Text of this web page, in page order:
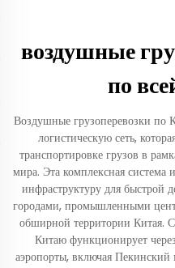
воздушные
по
Воздушные грузоперевозки по
логистическую сеть,
транспортировке грузов в
мира. Эта комплексная система
инфраструктуру для быстрой
городами, промышленными
обширной территории Китая.
Китаю функционирует
аэропорты, включая